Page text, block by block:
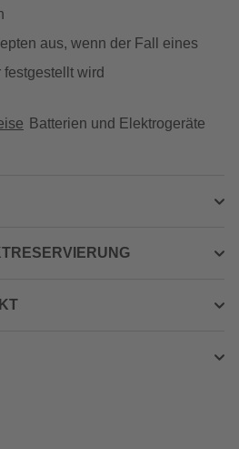
aus, wenn der Fall eines
festgestellt wird
Batterien und Elektrogeräte